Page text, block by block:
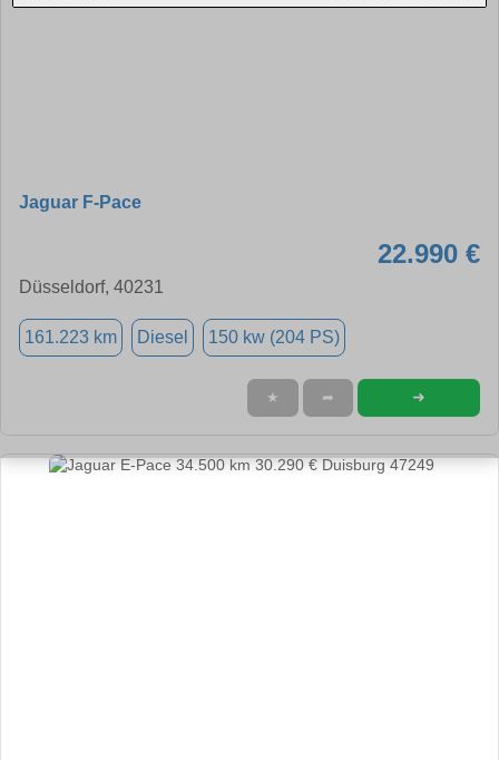
Jaguar F-Pace
22.990 €
Düsseldorf, 40231
161.223 km Diesel 150 kw (204 PS)
★ ➦ ➜